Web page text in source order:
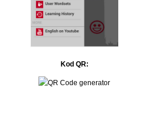
Kod QR: